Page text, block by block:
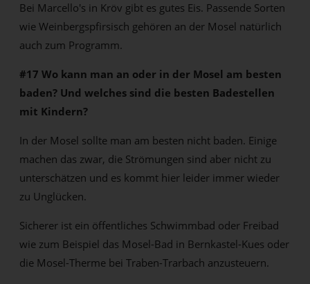
Bei Marcello's in Kröv gibt es gutes Eis. Passende Sorten
wie Weinbergspfirsisch gehören an der Mosel natürlich
auch zum Programm.
#17 Wo kann man an oder in der Mosel am besten
baden? Und welches sind die besten Badestellen
mit Kindern?
In der Mosel sollte man am besten nicht baden. Einige
machen das zwar, die Strömungen sind aber nicht zu
unterschätzen und es kommt hier leider immer wieder
zu Unglücken.
Sicherer ist ein öffentliches Schwimmbad oder Freibad
wie zum Beispiel das Mosel-Bad in Bernkastel-Kues oder
die Mosel-Therme bei Traben-Trarbach anzusteuern.